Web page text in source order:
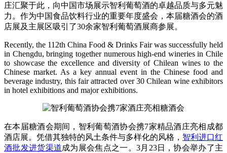
庄汇聚于此，向中国市场展示智利葡萄酒的卓越品质与多元魅
力。作为中国食品饮料行业的重要年度盛会，本届糖酒会的酒
店展及主展区吸引了30余家智利葡萄酒展商参展。
Recently, the 112th China Food & Drinks Fair was successfully held
in Chengdu, bringing together numerous high-end wineries in Chile
to showcase the excellence and diversity of Chilean wines to the
Chinese market. As a key annual event in the Chinese food and
beverage industry, this fair attracted over 30 Chilean wine exhibitors
in hotel exhibitions and major exhibitions.
在本届糖酒会期间，智利葡萄酒协会携7家精品酒庄亮相成都
酒店展。凭借其独特的风土条件与多样化的风格， 智利进口红
酒批发进货渠道成为展会焦点之一。3月23日，协会举办了主